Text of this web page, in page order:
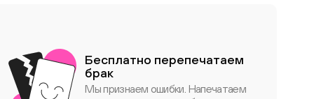
Бесплатно перепечатаем
брак
Мы признаем ошибки. Напечатаем